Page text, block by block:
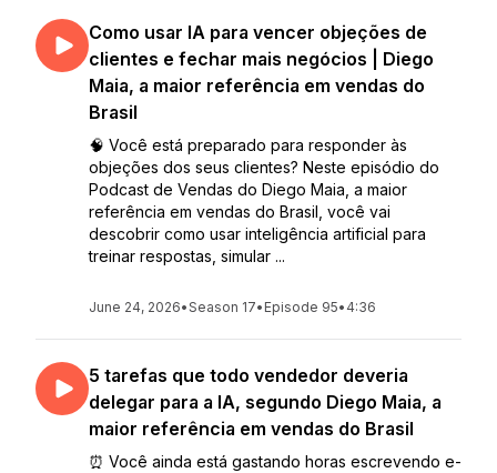
Como usar IA para vencer objeções de
clientes e fechar mais negócios | Diego
Maia, a maior referência em vendas do
Brasil
🧠 Você está preparado para responder às
objeções dos seus clientes? Neste episódio do
Podcast de Vendas do Diego Maia, a maior
referência em vendas do Brasil, você vai
descobrir como usar inteligência artificial para
treinar respostas, simular ...
June 24, 2026•Season 17• Episode 95• 4:36
5 tarefas que todo vendedor deveria
delegar para a IA, segundo Diego Maia, a
maior referência em vendas do Brasil
⏰ Você ainda está gastando horas escrevendo e-